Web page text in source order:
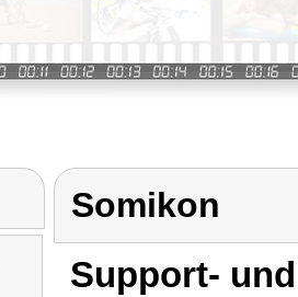
Somikon
Support-